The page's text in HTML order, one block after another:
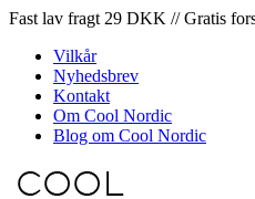
Fast lav fragt 29 DKK // Gratis
Vilkår
Nyhedsbrev
Kontakt
Om Cool Nordic
Blog om Cool Nordic